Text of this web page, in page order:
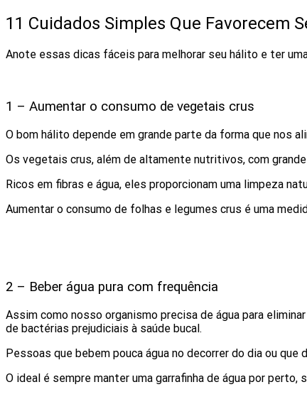
11 Cuidados Simples Que Favorecem
Anote essas dicas fáceis para melhorar seu hálito e ter
1 – Aumentar o consumo de vegetais crus
O bom hálito depende em grande parte da forma que nos
Os vegetais crus, além de altamente nutritivos, com
Ricos em fibras e água, eles proporcionam uma limpeza
Aumentar o consumo de folhas e legumes crus é uma
2 – Beber água pura com frequência
Assim como nosso organismo precisa de água para
de bactérias prejudiciais à saúde bucal.
Pessoas que bebem pouca água no decorrer do dia ou
O ideal é sempre manter uma garrafinha de água por